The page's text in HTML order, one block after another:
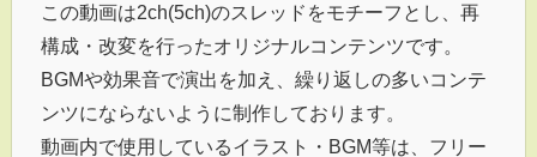
この動画は2ch(5ch)のスレッドをモチーフとし、再
構成・改変を行ったオリジナルコンテンツです。
BGMや効果音で演出を加え、繰り返しの多いコンテ
ンツにならないように制作しております。
動画内で使用しているイラスト・BGM等は、フリー